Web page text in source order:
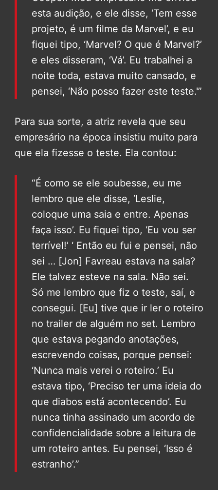
esta audição, e ele disse, ‘Tem esse
projeto, é um filme da Marvel’, e eu
fiquei tipo, ‘Marvel? O que é Marvel?’
e eles disseram, ‘Vá’. Eu trabalhei a
noite toda, estava muito cansado, e
pensei, ‘Não posso fazer este teste.'”
Para sua sorte, a atriz revela que seu
empresário na época insistiu muito para
que ela fizesse o teste. Ela contou:
“É como se ele soubesse, eu me
lembro que ele disse, ‘Leslie,
coloque uma saia e entre. Apenas
faça isso’. Eu fiquei tipo, ‘Eu vou ser
terrível!’ ‘ Então eu fui e pensei, não
sei … [Jon] Favreau estava na sala?
Ele talvez esteve na sala. Não sei.
Só me lembro que fiz o teste, saí, e
consegui. [Eu] tive que ir ler o roteiro
no trailer de alguém no set. Lembro
que estava pegando anotações,
escrevendo coisas, porque pensei:
‘Nunca mais verei o roteiro.’ Eu
estava tipo, ‘Preciso ter uma ideia do
que diabos está acontecendo’. Eu
nunca tinha assinado um acordo de
confidencialidade sobre a leitura de
um roteiro antes. Eu pensei, ‘Isso é
estranho’.”